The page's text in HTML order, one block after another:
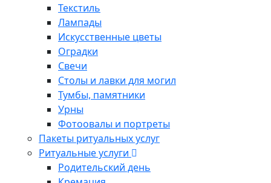
Текстиль
Лампады
Искусственные цветы
Оградки
Свечи
Столы и лавки для могил
Тумбы, памятники
Урны
Фотоовалы и портреты
Пакеты ритуальных услуг
Ритуальные услуги
Родительский день